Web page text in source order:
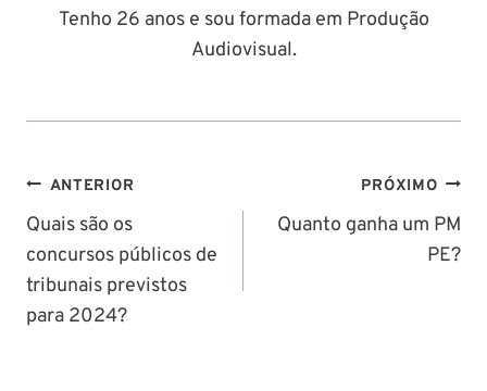
Tenho 26 anos e sou formada em Produção
Audiovisual.
Navegação
de
Post
ANTERIOR
Quais são os
concursos públicos de
tribunais previstos
para 2024?
PRÓXIMO
Quanto ganha um PM
PE?